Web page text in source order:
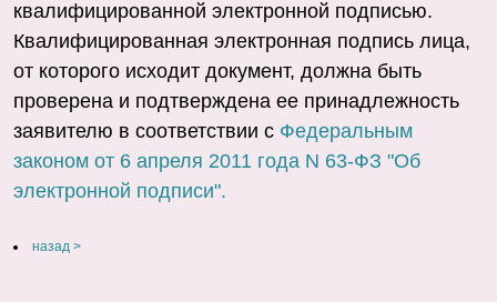
квалифицированной электронной подписью.
Квалифицированная электронная подпись лица,
от которого исходит документ, должна быть
проверена и подтверждена ее принадлежность
заявителю в соответствии с Федеральным
законом от 6 апреля 2011 года N 63-ФЗ "Об
электронной подписи".
назад >